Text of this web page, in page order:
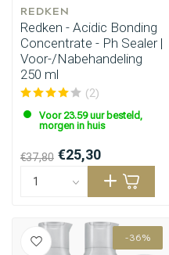
REDKEN
Redken - Acidic Bonding
Concentrate - Ph Sealer |
Voor-/Nabehandeling
250 ml
(2)
Voor 23.59 uur besteld,
morgen in huis
€37,80 €25,30
-36%